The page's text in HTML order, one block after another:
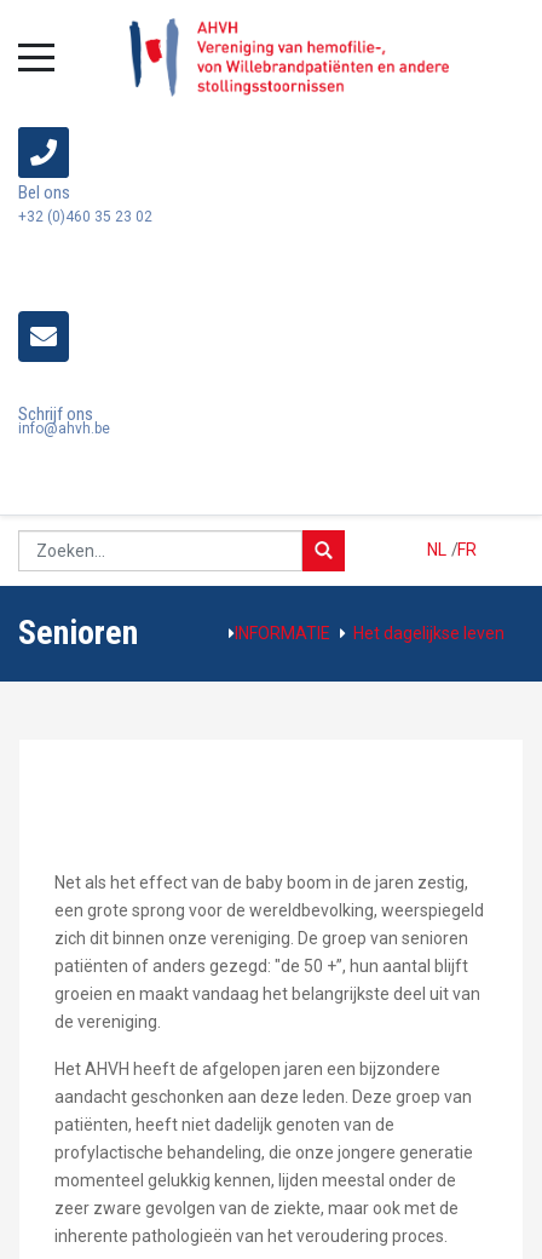
Bel ons
+32 (0)460 35 23 02
Schrijf ons
info@ahvh.be
NL FR
/
Senioren INFORMATIE Het dagelijkse leven
Net als het effect van de baby boom in de jaren zestig,
een grote sprong voor de wereldbevolking, weerspiegeld
zich dit binnen onze vereniging. De groep van senioren
patiënten of anders gezegd: "de 50 +”, hun aantal blijft
groeien en maakt vandaag het belangrijkste deel uit van
de vereniging.
Het AHVH heeft de afgelopen jaren een bijzondere
aandacht geschonken aan deze leden. Deze groep van
patiënten, heeft niet dadelijk genoten van de
profylactische behandeling, die onze jongere generatie
momenteel gelukkig kennen, lijden meestal onder de
zeer zware gevolgen van de ziekte, maar ook met de
inherente pathologieën van het veroudering proces.